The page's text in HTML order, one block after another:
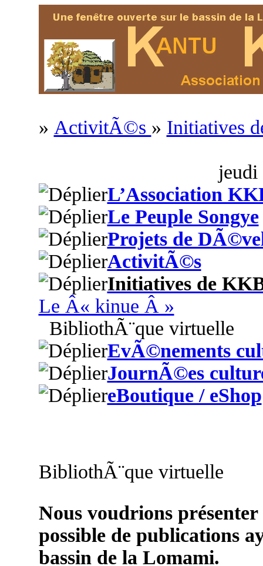
» ActivitÃ©s » Initiatives
jeudi
L’Association
Le Peuple Songye
Projets de
ActivitÃ©s
Initiatives de
Le Â« kinue Â »
BibliothÃ¨que virtuelle
EvÃ©nements
JournÃ©es
eBoutique / eShop
BibliothÃ¨que virtuelle
Nous voudrions
possible de publications
bassin de la Lomami.